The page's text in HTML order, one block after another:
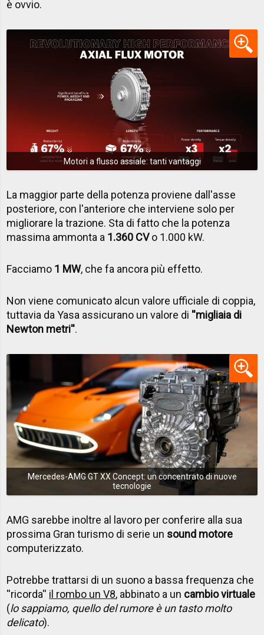
è ovvio.
Motori a flusso assiale: tanti vantaggi
La maggior parte della potenza proviene dall'asse
posteriore, con l'anteriore che interviene solo per
migliorare la trazione. Sta di fatto che la potenza
massima ammonta a 1.360 CVo 1.000 kW.
Facciamo 1 MW, che fa ancora più effetto.
Non viene comunicato alcun valore ufficiale di coppia,
tuttavia da Yasa assicurano un valore di ''migliaia di
Newton metri''.
Mercedes-AMG GT XX Concept: un concentrato di nuove
tecnologie
AMG sarebbe inoltre al lavoro per conferire alla sua
prossima Gran turismo di serie un sound motore
computerizzato.
Potrebbe trattarsi di un suono a bassa frequenza che
''ricorda'' il rombo un V8, abbinato a un cambio virtuale
(lo sappiamo, quello del rumore è un tasto molto
delicato).